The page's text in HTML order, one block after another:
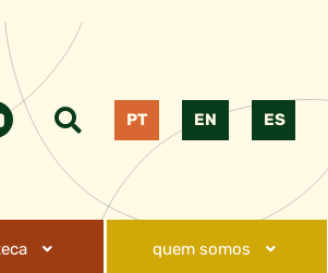
PT EN ES
quem somos